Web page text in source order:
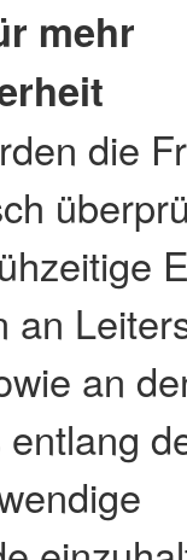
mehr
die
an
an